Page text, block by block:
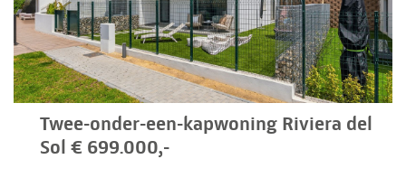
Twee-onder-een-kapwoning Riviera del
Sol € 699.000,-